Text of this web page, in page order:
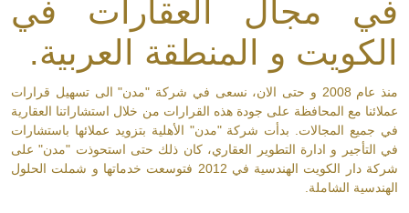
في مجال العقارات في
الكويت و المنطقة العربية.
منذ عام 2008 و حتى الان، نسعى في شركة "مدن" الى تسهيل قرارات
عملائنا مع المحافظة على جودة هذه القرارات من خلال استشاراتنا العقارية
في جميع المجالات. بدأت شركة "مدن" الأهلية بتزويد عملائها باستشارات
في التأجير و ادارة التطوير العقاري، كان ذلك حتى استحوذت "مدن" على
شركة دار الكويت الهندسية في 2012 فتوسعت خدماتها و شملت الحلول
الهندسية الشاملة.